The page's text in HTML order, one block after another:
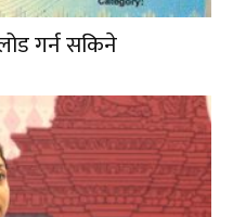
गर्न सकिने